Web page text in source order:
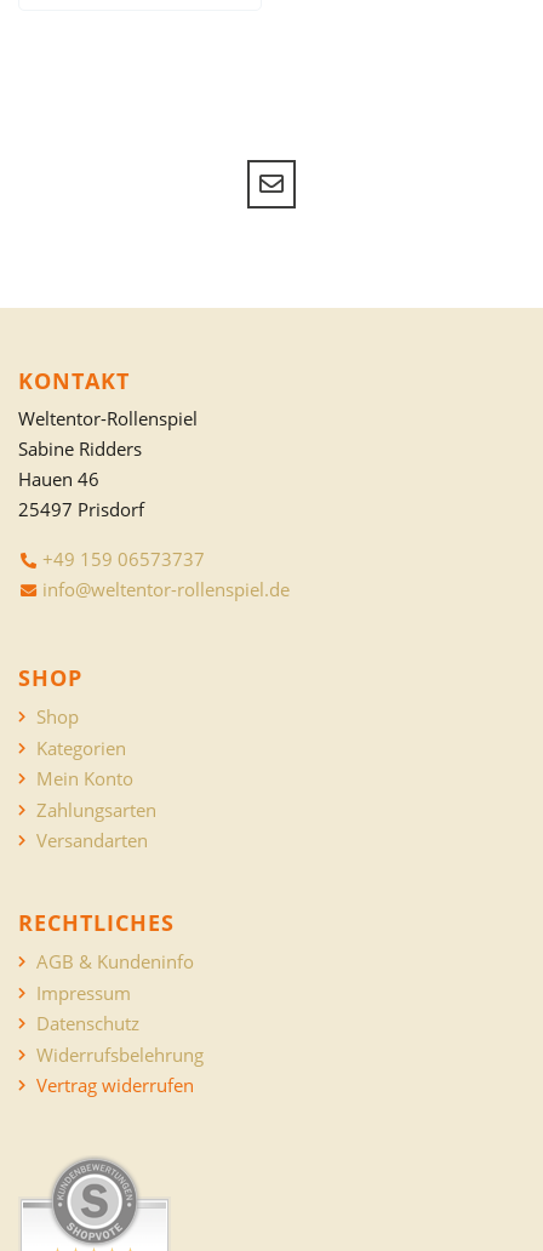
KONTAKT
Weltentor-Rollenspiel
Sabine Ridders
Hauen 46
25497 Prisdorf
+49 159 06573737
info@weltentor-rollenspiel.de
SHOP
Shop
Kategorien
Mein Konto
Zahlungsarten
Versandarten
RECHTLICHES
AGB & Kundeninfo
Impressum
Datenschutz
Widerrufsbelehrung
Vertrag widerrufen